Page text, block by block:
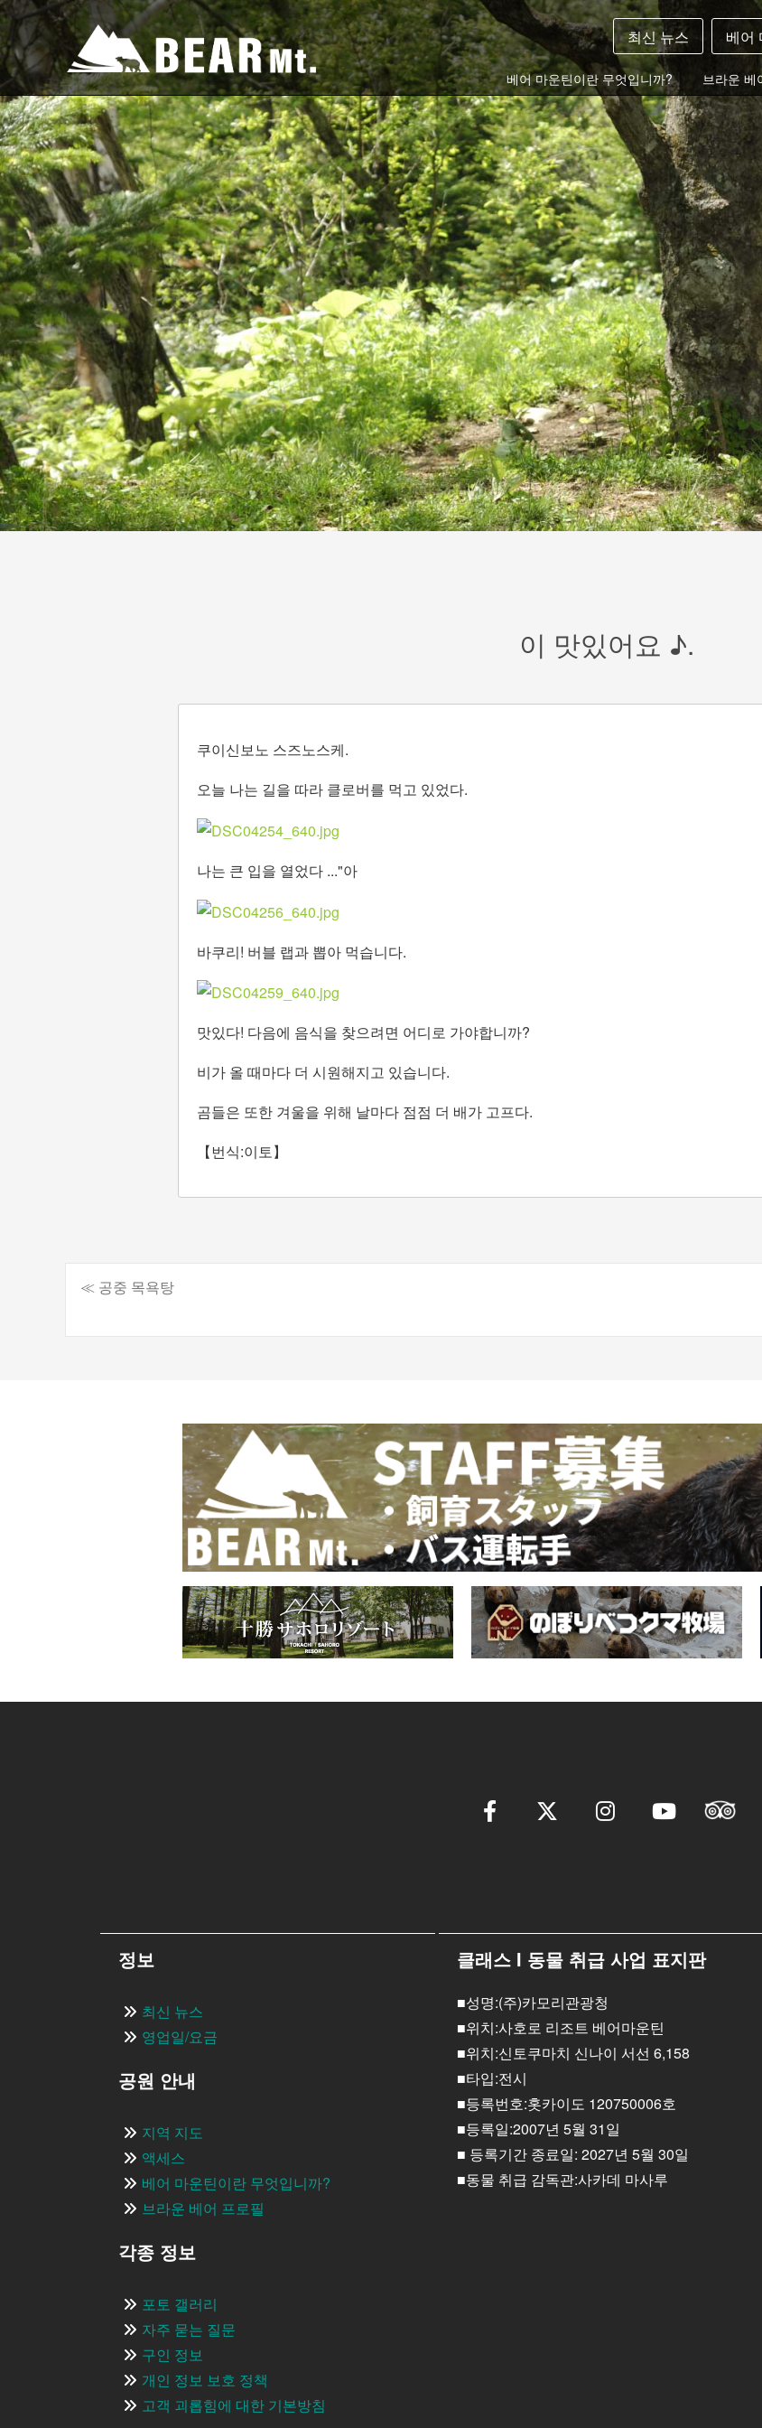
최신 뉴스 베어
베어 마운틴이란 무엇입니까? 브라운 베
이 맛있어요 ♪.
쿠이신보노 스즈노스케.
오늘 나는 길을 따라 클로버를 먹고 있었다.
나는 큰 입을 열었다 ..."아
바쿠리! 버블 랩과 뽑아 먹습니다.
맛있다! 다음에 음식을 찾으려면 어디로 가야합니까?
비가 올 때마다 더 시원해지고 있습니다.
곰들은 또한 겨울을 위해 날마다 점점 더 배가 고프다.
【번식:이토】
게
시
≪ 공중 목욕탕
정보
최신 뉴스
영업일/요금
공원 안내
지역 지도
액세스
베어 마운틴이란 무엇입니까?
브라운 베어 프로필
각종 정보
포토 갤러리
자주 묻는 질문
구인 정보
개인 정보 보호 정책
고객 괴롭힘에 대한 기본방침
클래스 I 동물 취급 사업 표지판
■성명:(주)카모리관광청
■위치:사호로 리조트 베어마운틴
■위치:신토쿠마치 신나이 서선 6,158
■타입:전시
■등록번호:홋카이도 120750006호
■등록일:2007년 5월 31일
■ 등록기간 종료일: 2027년 5월 30일
■동물 취급 감독관:사카데 마사루